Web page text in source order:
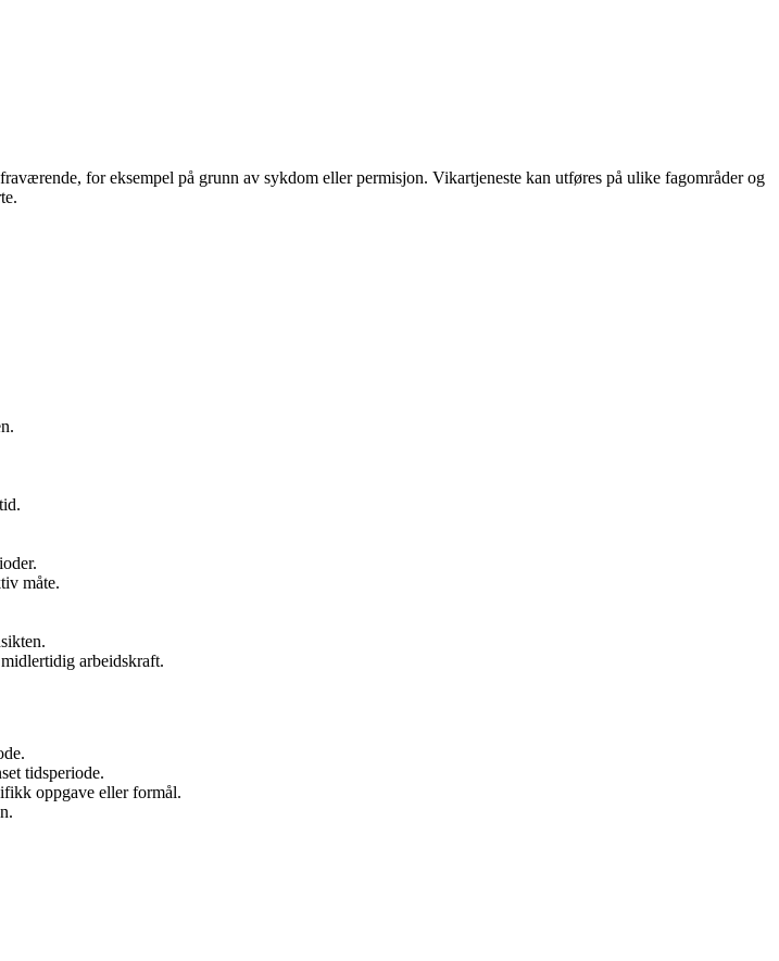
for eksempel på grunn av sykdom eller permisjon. Vikartjeneste kan utføres på ulike fagområder og
måte.
arbeidskraft.
tidsperiode.
oppgave eller formål.